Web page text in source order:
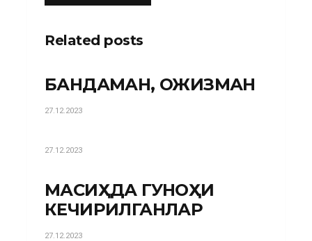
Related posts
БАНДАМАН, ОЖИЗМАН
27.12.2023
27.12.2023
МАСИҲДА ГУНОҲИ
КЕЧИРИЛГАНЛАР
27.12.2023